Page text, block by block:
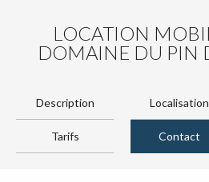
LOCATION
DOMAINE DU PIN
Description Localisation
Tarifs Contact